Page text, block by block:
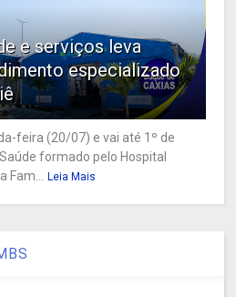
e serviços leva
especializado
feira (20/07) e vai até 1º de
formado pelo Hospital
Fam...
Leia Mais